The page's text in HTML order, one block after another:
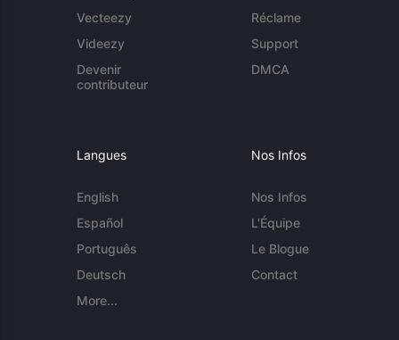
Vecteezy
Videezy
Devenir
contributeur
Réclame
Support
DMCA
Langues
English
Español
Português
Deutsch
More...
Nos Infos
Nos Infos
L'Équipe
Le Blogue
Contact